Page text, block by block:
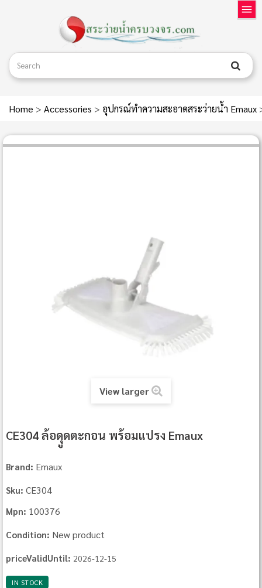
Home > Accessories > อุปกรณ์ทำความสะอาดสระว่ายน้ำ Emaux
View larger
CE304 ล้อดุูดตะกอน พร้อมแปรง Emaux
Brand: Emaux
Sku: CE304
Mpn: 100376
Condition: New product
priceValidUntil: 2026-12-15
IN STOCK